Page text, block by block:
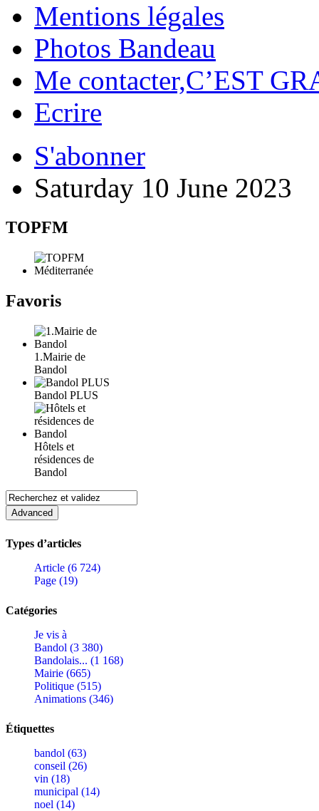
Mentions légales
Photos Bandeau
Me contacter,C’EST
Ecrire
S'abonner
Saturday 10 June 2023
TOPFM
Favoris
1.Mairie de
Bandol
Bandol PLUS
Hôtels et
résidences de
Bandol
Types d’articles
Article (6 724)
Page (19)
Catégories
Je vis à
Bandol (3 380)
Bandolais... (1 168)
Mairie (665)
Politique (515)
Animations (346)
Étiquettes
bandol (63)
conseil (26)
vin (18)
municipal (14)
noel (14)